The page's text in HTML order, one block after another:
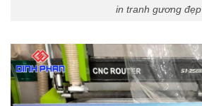
in tranh gương đẹp